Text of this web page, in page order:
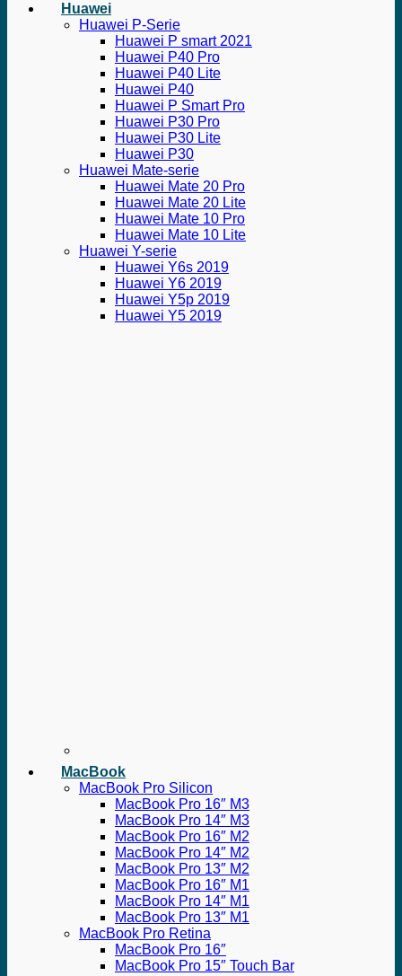
Huawei
Huawei P-Serie
Huawei P smart 2021
Huawei P40 Pro
Huawei P40 Lite
Huawei P40
Huawei P Smart Pro
Huawei P30 Pro
Huawei P30 Lite
Huawei P30
Huawei Mate-serie
Huawei Mate 20 Pro
Huawei Mate 20 Lite
Huawei Mate 10 Pro
Huawei Mate 10 Lite
Huawei Y-serie
Huawei Y6s 2019
Huawei Y6 2019
Huawei Y5p 2019
Huawei Y5 2019
MacBook
MacBook Pro Silicon
MacBook Pro 16″ M3
MacBook Pro 14″ M3
MacBook Pro 16″ M2
MacBook Pro 14″ M2
MacBook Pro 13″ M2
MacBook Pro 16″ M1
MacBook Pro 14″ M1
MacBook Pro 13″ M1
MacBook Pro Retina
MacBook Pro 16″
MacBook Pro 15″ Touch Bar